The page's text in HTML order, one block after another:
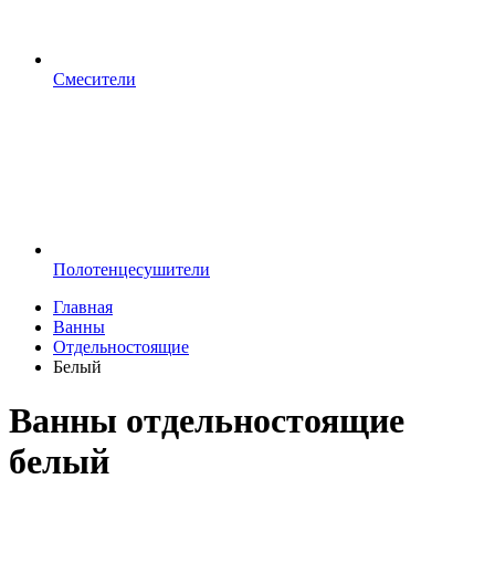
Смесители
Полотенцесушители
Главная
Ванны
Отдельностоящие
Белый
Ванны отдельностоящие
белый